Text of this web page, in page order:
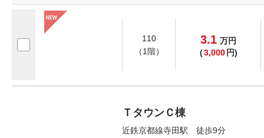
110
（1階）
3.1 万円
(3,000 円)
ＴタウンＣ棟
近鉄京都線寺田駅 徒歩9分